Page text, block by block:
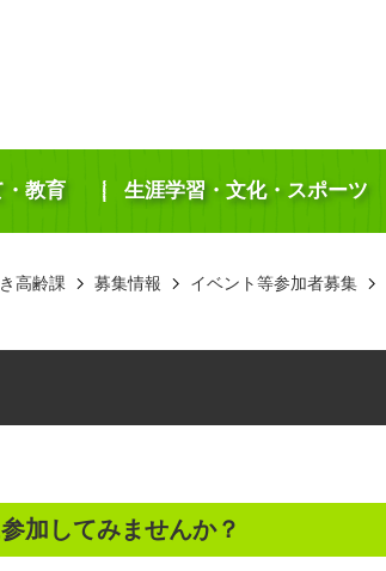
教育 生涯学習・文化・スポーツ
高齢課 募集情報 イベント等参加者募集
加してみませんか？